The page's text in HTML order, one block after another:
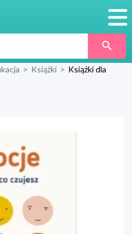
> Książki > Książki dla